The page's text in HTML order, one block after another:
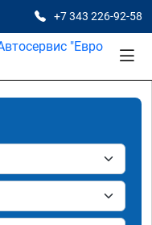
+7 343 226-92-58